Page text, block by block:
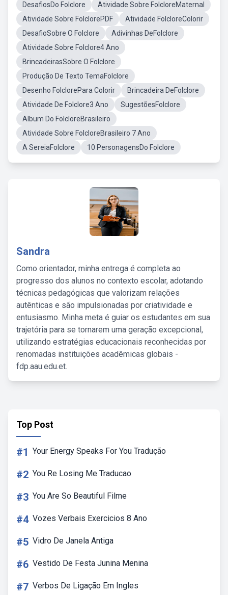
DesafiosDo Folclore
Atividade Sobre FolcloreMaternal
Atividade Sobre FolclorePDF
Atividade FolcloreColorir
DesafioSobre O Folclore
Adivinhas DeFolclore
Atividade Sobre Folclore4 Ano
BrincadeirasSobre O Folclore
Produção De Texto TemaFolclore
Desenho FolclorePara Colorir
Brincadeira DeFolclore
Atividade De Folclore3 Ano
SugestõesFolclore
Album Do FolcloreBrasileiro
Atividade Sobre FolcloreBrasileiro 7 Ano
A SereiaFolclore
10 PersonagensDo Folclore
Sandra
Como orientador, minha entrega é completa ao
progresso dos alunos no contexto escolar, adotando
técnicas pedagógicas que valorizam relações
autênticas e são impulsionadas por criatividade e
entusiasmo. Minha meta é guiar os estudantes em sua
trajetória para se tornarem uma geração excepcional,
utilizando estratégias educacionais reconhecidas por
renomadas instituições acadêmicas globais -
fdp.aau.edu.et.
Top Post
#1 Your Energy Speaks For You Tradução
#2 You Re Losing Me Traducao
#3 You Are So Beautiful Filme
#4 Vozes Verbais Exercicios 8 Ano
#5 Vidro De Janela Antiga
#6 Vestido De Festa Junina Menina
#7 Verbos De Ligação Em Ingles